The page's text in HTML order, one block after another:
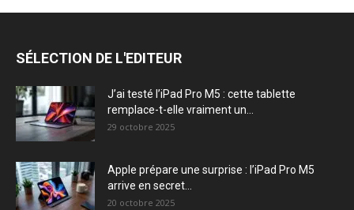
SÉLECTION DE L'EDITEUR
J’ai testé l’iPad Pro M5 : cette tablette
remplace-t-elle vraiment un...
29 octobre 2025
Apple prépare une surprise : l’iPad Pro M5
arrive en secret...
20 octobre 2025